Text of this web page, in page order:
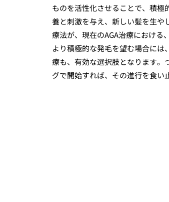
ものを活性化させることで、積
養と刺激を与え、新しい髪を生や
療法が、現在のAGA治療における
より積極的な発毛を望む場合に
療も、有効な選択肢となります。
グで開始すれば、その進行を食い